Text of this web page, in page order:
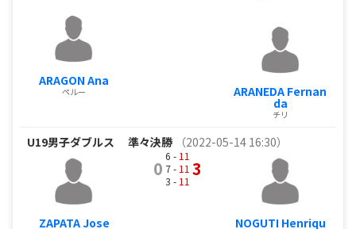
ARAGON Ana
ペルー ARANEDA Fernan
da
チリ
U19男子ダブルス 準々決勝 （2022-05-14 16:30）
ZAPATA Jose
0
6 - 11
7 - 11
3 - 11
3
NOGUTI Henriqu